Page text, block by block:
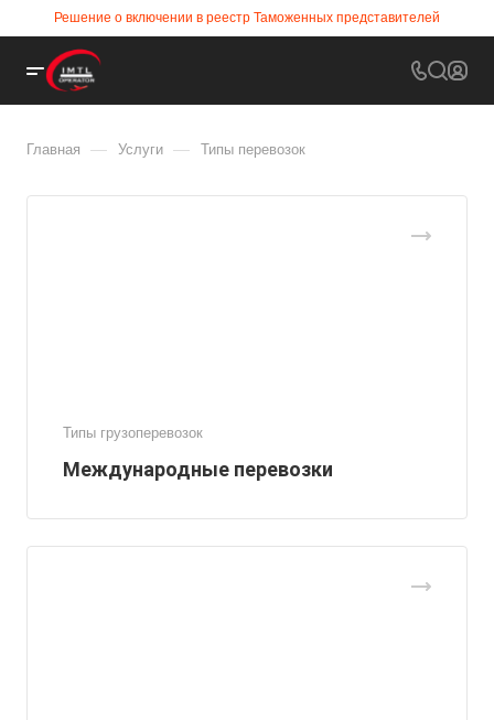
Решение о включении в реестр Таможенных представителей
Главная — Услуги — Типы перевозок
Типы грузоперевозок
Международные перевозки